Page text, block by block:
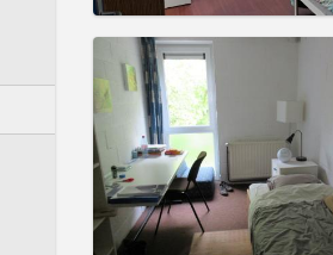
Practical Info
Rent:420 €
Charges:80 €
Duration:12 months
Domiciliation: No